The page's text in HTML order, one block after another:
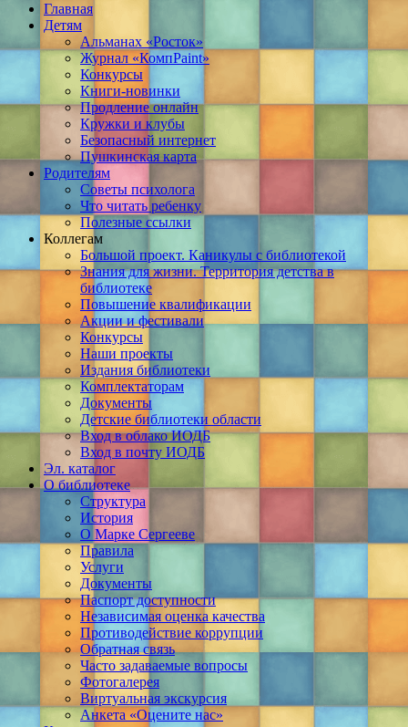
Главная
Детям
Альманах «Росток»
Журнал «КомпPaint»
Конкурсы
Книги-новинки
Продление онлайн
Кружки и клубы
Безопасный интернет
Пушкинская карта
Родителям
Советы психолога
Что читать ребенку
Полезные ссылки
Коллегам
Большой проект. Каникулы с библиотекой
Знания для жизни. Территория детства в
библиотеке
Повышение квалификации
Акции и фестивали
Конкурсы
Наши проекты
Издания библиотеки
Комплектаторам
Документы
Детские библиотеки области
Вход в облако ИОДБ
Вход в почту ИОДБ
Эл. каталог
О библиотеке
Структура
История
О Марке Сергееве
Правила
Услуги
Документы
Паспорт доступности
Независимая оценка качества
Противодействие коррупции
Обратная связь
Часто задаваемые вопросы
Фотогалерея
Виртуальная экскурсия
Анкета «Оцените нас»